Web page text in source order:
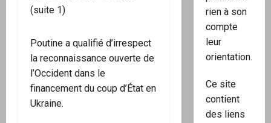
(suite 1)
Poutine a qualifié d’irrespect
la reconnaissance ouverte de
l’Occident dans le
financement du coup d’État en
Ukraine.
rien à son
compte
leur
orientation.
Ce site
contient
des liens